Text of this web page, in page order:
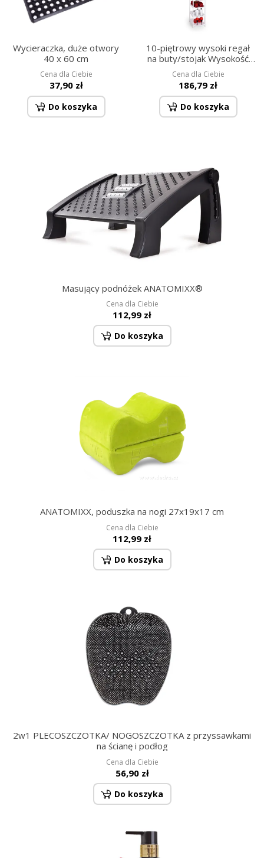
Wycieraczka, duże otwory
40 x 60 cm
Cena dla Ciebie
37,90 zł
Do koszyka
10-piętrowy wysoki regał
na buty/stojak Wysokość
140 cm
Cena dla Ciebie
186,79 zł
Do koszyka
Masujący podnóżek ANATOMIXX®
Cena dla Ciebie
112,99 zł
Do koszyka
ANATOMIXX, poduszka na nogi 27x19x17 cm
Cena dla Ciebie
112,99 zł
Do koszyka
2w1 PLECOSZCZOTKA/ NOGOSZCZOTKA z przyssawkami
na ścianę i podłog
Cena dla Ciebie
56,90 zł
Do koszyka